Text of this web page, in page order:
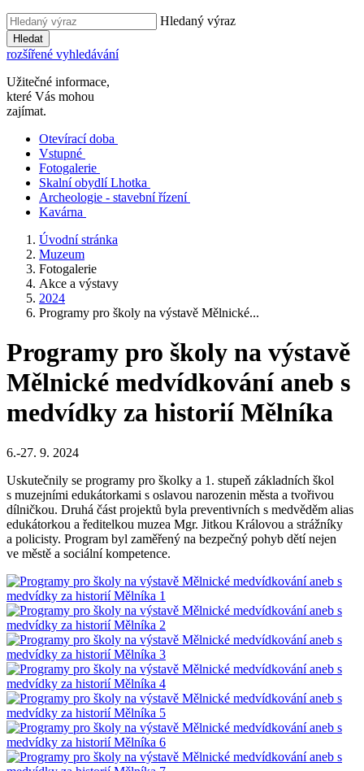
Hledaný výraz
Hledat
rozšířené vyhledávání
Užitečné informace,
které Vás mohou
zajímat.
Otevírací doba
Vstupné
Fotogalerie
Skalní obydlí Lhotka
Archeologie - stavební řízení
Kavárna
Úvodní stránka
Muzeum
Fotogalerie
Akce a výstavy
2024
Programy pro školy na výstavě Mělnické...
Programy pro školy na výstavě
Mělnické medvídkování aneb s
medvídky za historií Mělníka
6.-27. 9. 2024
Uskutečnily se programy pro školky a 1. stupeň základních škol
s muzejními edukátorkami s oslavou narozenin města a tvořivou
dílničkou. Druhá část projektů byla preventivních s medvěděm alias
edukátorkou a ředitelkou muzea Mgr. Jitkou Královou a strážníky
a policisty. Program byl zaměřený na bezpečný pohyb dětí nejen
ve městě a sociální kompetence.